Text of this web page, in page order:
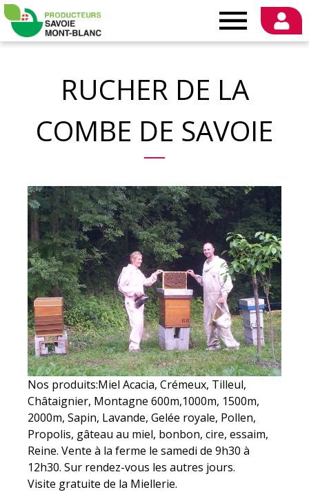
Mont-
Blanc
RUCHER DE LA
COMBE DE SAVOIE
Nos produits:Miel Acacia, Crémeux, Tilleul,
Châtaignier, Montagne 600m,1000m, 1500m,
2000m, Sapin, Lavande, Gelée royale, Pollen,
Propolis, gâteau au miel, bonbon, cire, essaim,
Reine. Vente à la ferme le samedi de 9h30 à
12h30. Sur rendez-vous les autres jours.
Visite gratuite de la Miellerie.